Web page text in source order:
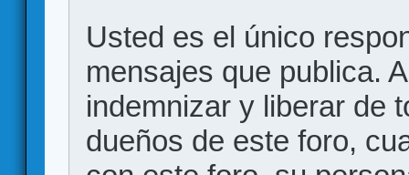
Usted es el único
mensajes que publica.
indemnizar y liberar de
dueños de este foro,